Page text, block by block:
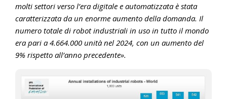
molti settori verso l’era digitale e automatizzata è stata
caratterizzata da un enorme aumento della domanda. Il
numero totale di robot industriali in uso in tutto il mondo
era pari a 4.664.000 unità nel 2024, con un aumento del
9% rispetto all’anno precedente».